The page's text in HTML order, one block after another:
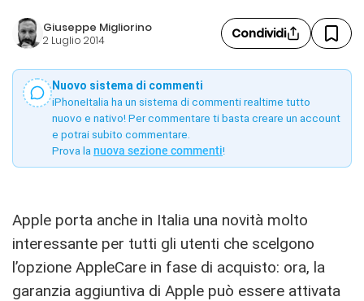
Giuseppe Migliorino
2 Luglio 2014 Condividi
Nuovo sistema di commenti
iPhoneItalia ha un sistema di commenti realtime tutto
nuovo e nativo! Per commentare ti basta creare un account
e potrai subito commentare.
Prova la nuova sezione commenti!
Apple porta anche in Italia una novità molto
interessante per tutti gli utenti che scelgono
l’opzione AppleCare in fase di acquisto: ora, la
garanzia aggiuntiva di Apple può essere attivata